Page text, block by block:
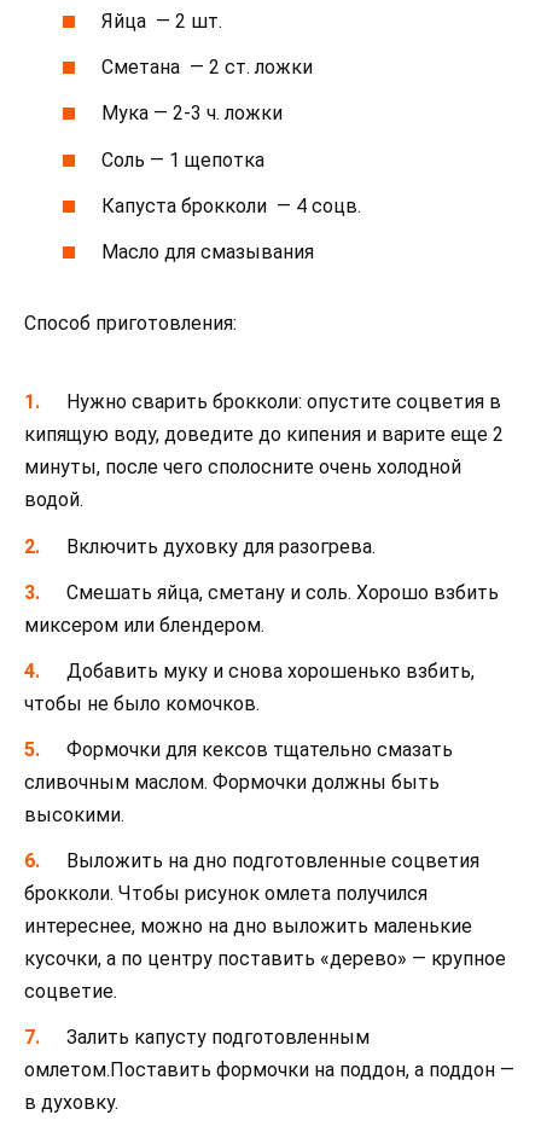
Яйца — 2 шт.
Сметана — 2 ст. ложки
Мука — 2-3 ч. ложки
Соль — 1 щепотка
Капуста брокколи — 4 соцв.
Масло для смазывания
Способ приготовления:
Нужно сварить брокколи: опустите соцветия в
кипящую воду, доведите до кипения и варите еще 2
минуты, после чего сполосните очень холодной
водой.
Включить духовку для разогрева.
Смешать яйца, сметану и соль. Хорошо взбить
миксером или блендером.
Добавить муку и снова хорошенько взбить,
чтобы не было комочков.
Формочки для кексов тщательно смазать
сливочным маслом. Формочки должны быть
высокими.
Выложить на дно подготовленные соцветия
брокколи. Чтобы рисунок омлета получился
интереснее, можно на дно выложить маленькие
кусочки, а по центру поставить «дерево» — крупное
соцветие.
Залить капусту подготовленным
омлетом.Поставить формочки на поддон, а поддон —
в духовку.